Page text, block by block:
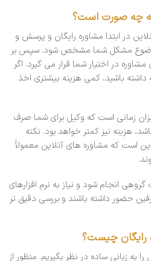
به چه صورت است؟
در ابتدا مشاوره رایگان و پرسش و
موضوع مشکل شما مشخص شود. سپس بر
در اختیار شما قرار می گیرد. اگر
مشاوره ۲۴ ساعته داشته باشید، کمی هزینه بیشتری اخذ
زمانی است که وکیل برای شما صرف
هزینه نیز کمتر خواهد بود. نکته
است که مشاوره های آنلاین معمولاً
انجام شود و نیاز به نرم افزارهای
حضور داشته باشند و بررسی دقیق تر
زبانی ساده در نظر بگیریم. منظور از